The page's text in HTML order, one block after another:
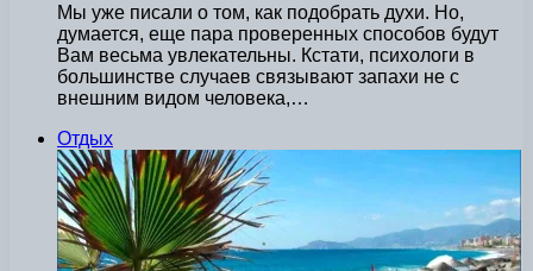
Мы уже писали о том, как подобрать духи. Но,
думается, еще пара проверенных способов будут
Вам весьма увлекательны. Кстати, психологи в
большинстве случаев связывают запахи не с
внешним видом человека,…
Отдых